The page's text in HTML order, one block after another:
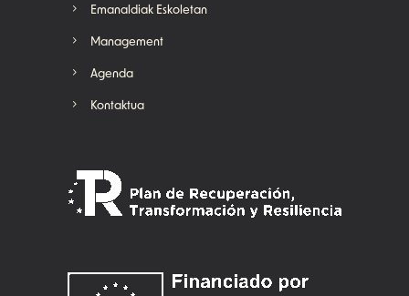
Emanaldiak Eskoletan
Management
Agenda
Kontaktua